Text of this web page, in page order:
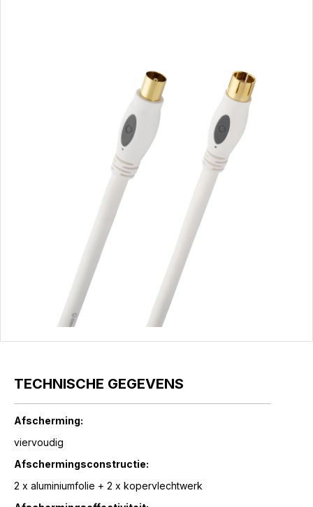
TECHNISCHE GEGEVENS
Afscherming:
viervoudig
Afschermingsconstructie:
2 x aluminiumfolie + 2 x kopervlechtwerk